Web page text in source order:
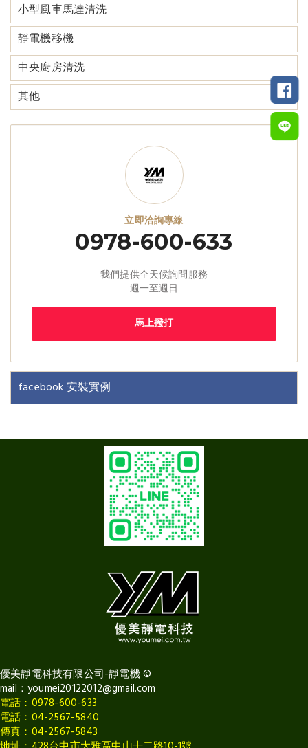
小型風車馬達清洗
靜電機移機
中央廚房清洗
其他
立即洽詢專線
0978-600-633
我們提供全天候詢問服務
週一至週日
馬上撥打
facebook 安裝實例
優美靜電科技有限公司-靜電機©
mail： youmei20122012@gmail.com
電話：0978-600-633
電話： 04-2567-5840
傳真：04-2567-5843